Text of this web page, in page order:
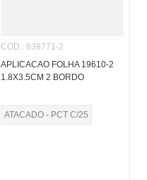
COD.: 638771-2
APLICACAO FOLHA 19610-2
1.8X3.5CM 2 BORDO
ATACADO - PCT C/25